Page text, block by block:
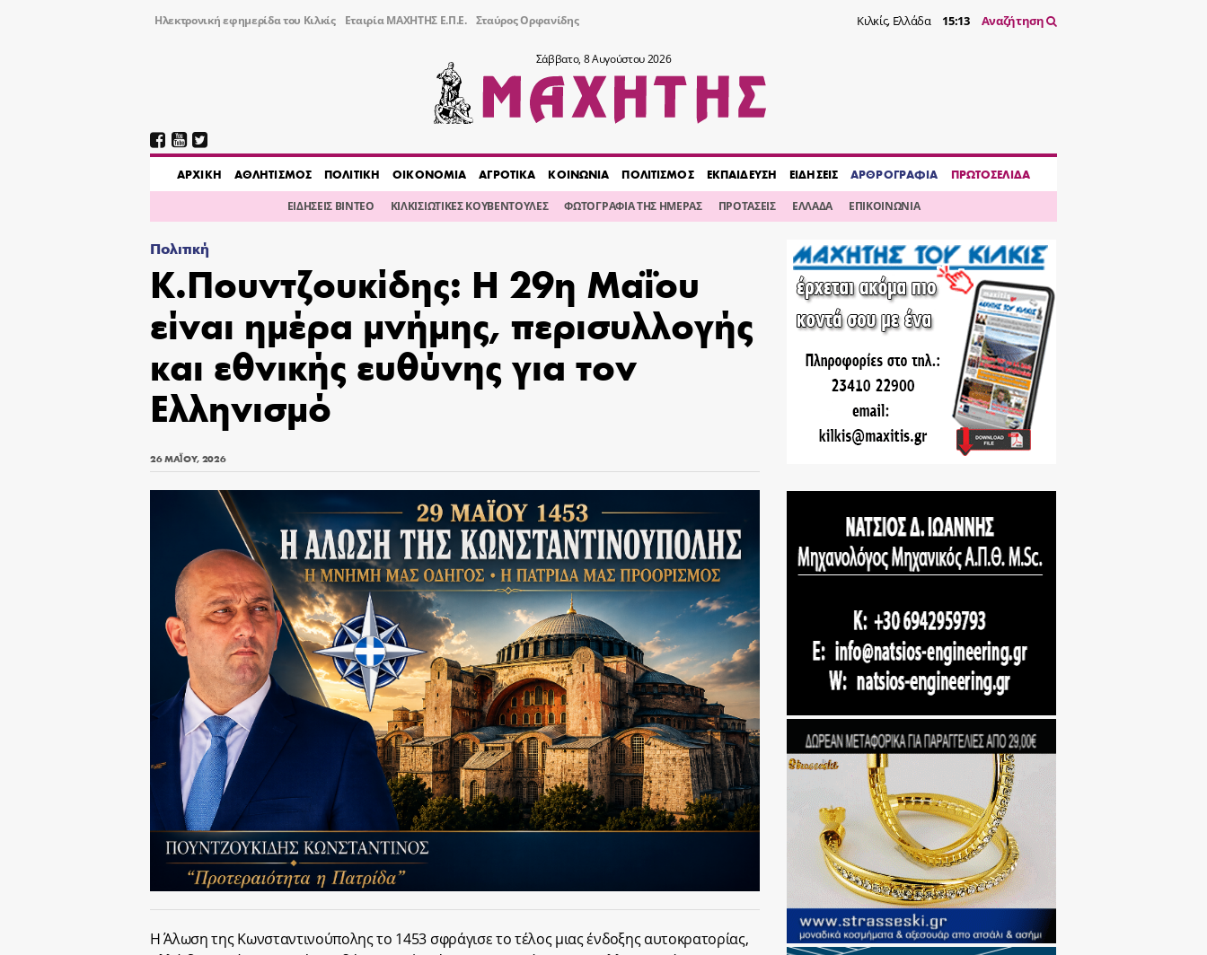
Ηλεκτρονική εφημερίδα του Κιλκίς Εταιρία ΜΑΧΗΤΗΣ Ε.Π.Ε. Σταύρος Ορφανίδης Κιλκίς, Ελλάδα 15:13 Αναζήτηση
Σάββατο, 8 Αυγούστου 2026
AΡΧΙΚΗ ΑΘΛΗΤΙΣΜΟΣ ΠΟΛΙΤΙΚΗ ΟΙΚΟΝΟΜΙΑ ΑΓΡΟΤΙΚΑ ΚΟΙΝΩΝΙΑ ΠΟΛΙΤΙΣΜΟΣ ΕΚΠΑΙΔΕΥΣΗ ΕΙΔΗΣΕΙΣ ΑΡΘΡΟΓΡΑΦΙΑ ΠΡΩΤΟΣΕΛΙΔΑ
ΕΙΔΗΣΕΙΣ ΒΙΝΤΕΟ ΚΙΛΚΙΣΙΩΤΙΚΕΣ ΚΟΥΒΕΝΤΟΥΛΕΣ ΦΩΤΟΓΡΑΦΙΑ ΤΗΣ ΗΜΕΡΑΣ ΠΡΟΤΑΣΕΙΣ ΕΛΛΑΔΑ ΕΠΙΚΟΙΝΩΝΙΑ
Πολιτική
Κ.Πουντζουκίδης: Η 29η Μαΐου
είναι ημέρα μνήμης, περισυλλογής
και εθνικής ευθύνης για τον
Ελληνισμό
26 ΜΑΪ́ΟΥ, 2026
Η Άλωση της Κωνσταντινούπολης το 1453 σφράγισε το τέλος μιας ένδοξης αυτοκρατορίας,